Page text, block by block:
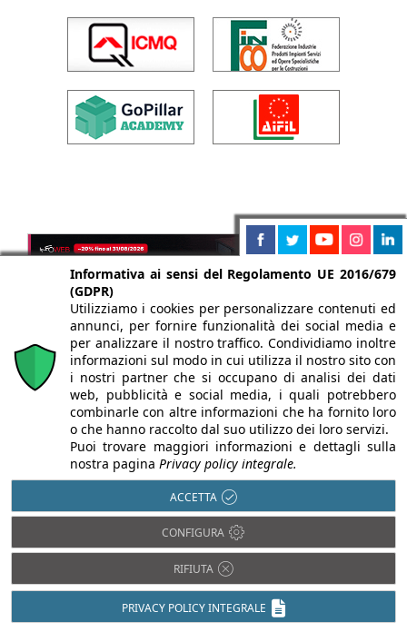
Per la tua pubblicità
newsletter
Informativa ai sensi del Regolamento UE 2016/679
(GDPR)
Utilizziamo i cookies per personalizzare contenuti ed
annunci, per fornire funzionalità dei social media e
per analizzare il nostro traffico. Condividiamo inoltre
informazioni sul modo in cui utilizza il nostro sito con
i nostri partner che si occupano di analisi dei dati
web, pubblicità e social media, i quali potrebbero
combinarle con altre informazioni che ha fornito loro
o che hanno raccolto dal suo utilizzo dei loro servizi.
Puoi trovare maggiori informazioni e dettagli sulla
nostra pagina Privacy policy integrale.
ACCETTA
CONFIGURA
RIFIUTA
PRIVACY POLICY INTEGRALE